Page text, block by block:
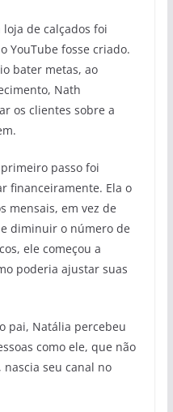
de calçados foi
YouTube fosse criado.
bater metas, ao
Nath
os clientes sobre a
passo foi
financeiramente. Ela o
mensais, em vez de
diminuir o número de
ele começou a
poderia ajustar suas
pai, Natália percebeu
como ele, que não
seu canal no